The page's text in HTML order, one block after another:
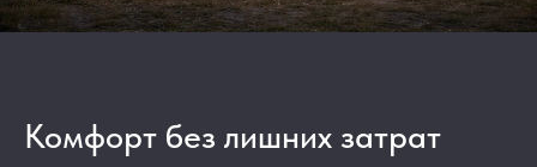
Комфорт без лишних затрат